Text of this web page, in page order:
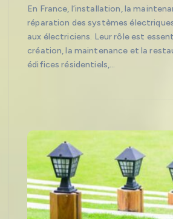
En France, l’installation, la
réparation des systèmes
aux électriciens. Leur rôle est
création, la maintenance et la
édifices résidentiels,…